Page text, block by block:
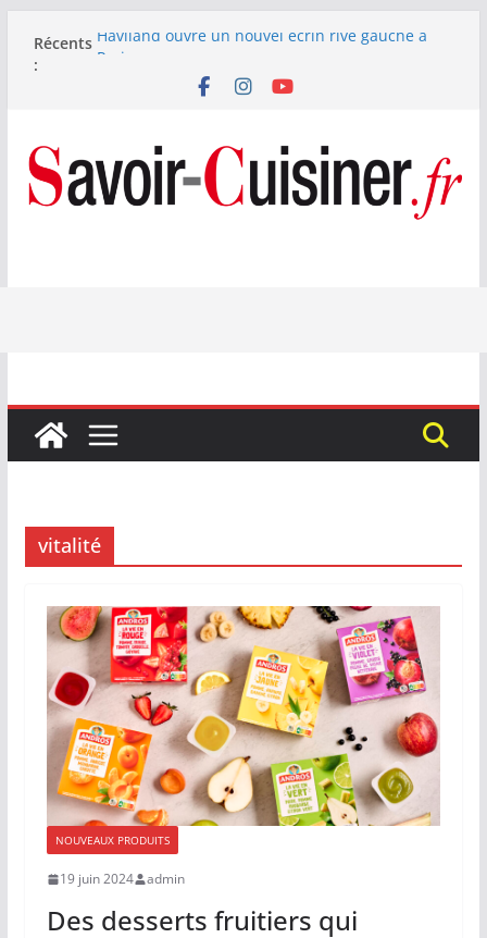
Récents
:
Haviland ouvre un nouvel écrin rive gauche à
Nous avons testé le four à pizza électrique
Little Ice 700 W
Fête des Pères : le digestif se fait gourmand avec
Laphroaig et Arnaud Larher
Catawiki met aux enchères un whisky japonais
vitalité
NOUVEAUX PRODUITS
19 juin 2024 admin
Des desserts fruitiers qui